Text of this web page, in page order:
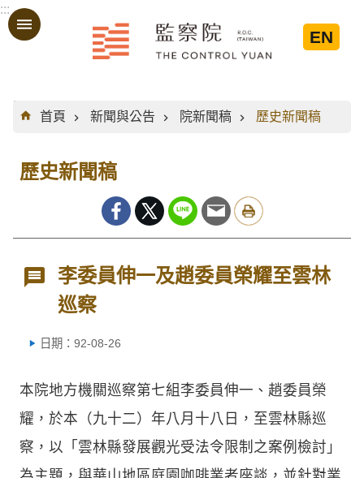
跳到主要內容區塊
:::
EN
:::
首頁
新聞與公告 院新聞稿 歷史新聞稿
歷史新聞稿
李委員伸一及趙委員榮耀至雲林
巡察
日期：92-08-26
本院地方機關巡察第七組李委員伸一、趙委員榮
耀，於本（九十二）年八月十八日，至雲林縣巡
察，以「雲林縣發展觀光受法令限制之案例檢討」